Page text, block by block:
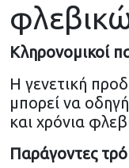
Κληρονομικοί
Η γενετική
μπορεί να
και χρόνια
Παράγοντες